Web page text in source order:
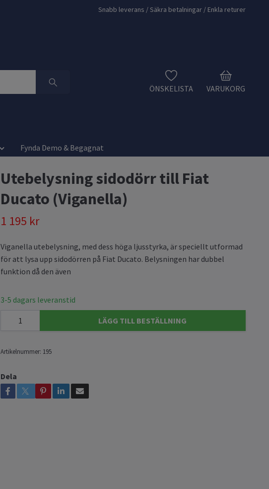
Snabb leverans / Säkra betalningar / Enkla returer
ÖNSKELISTA VARUKORG
Fynda Demo & Begagnat
Utebelysning sidodörr till Fiat
Ducato (Viganella)
1 195 kr
Viganella utebelysning, med dess höga ljusstyrka, är speciellt utformad
för att lysa upp sidodörren på Fiat Ducato. Belysningen har dubbel
funktion då den även
3-5 dagars leveranstid
LÄGG TILL BESTÄLLNING
Artikelnummer: 195
Dela